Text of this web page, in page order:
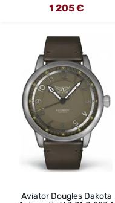
1 205 €
Aviator Dougles Dakota